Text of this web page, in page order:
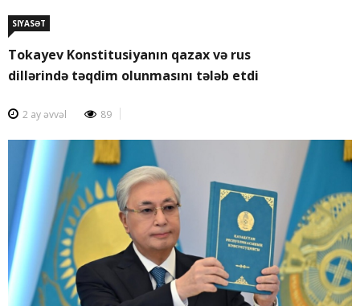
SIYASƏT
Tokayev Konstitusiyanın qazax və rus
dillərində təqdim olunmasını tələb etdi
2 ay əvvəl 89